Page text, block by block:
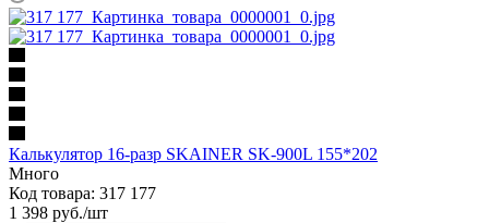
Калькулятор 16-разр SKAINER SK-900L 155*202
Много
Код товара: 317 177
1 398 руб./шт